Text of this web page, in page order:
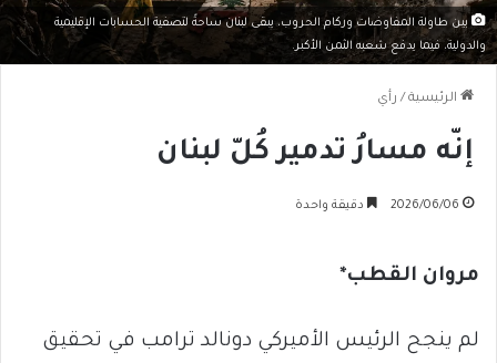
بين طاولة المفاوضات وركام الحروب، يبقى لبنان ساحةً لتصفية الحسابات الإقليمية
والدولية، فيما يدفع شعبه الثمن الأكبر.
الرئيسية / رأي
إنّه مسارُ تدمير كُلّ لبنان
2026/06/06 دقيقة واحدة
مروان القطب*
لم ينجح الرئيس الأميركي دونالد ترامب في تحقيق